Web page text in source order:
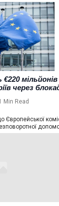
через
Min Read
Європейської